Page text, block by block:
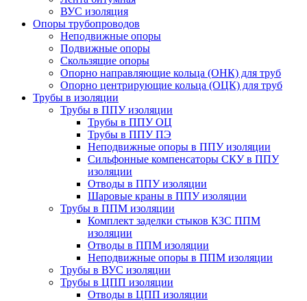
ВУС изоляция
Опоры трубопроводов
Неподвижные опоры
Подвижные опоры
Скользящие опоры
Опорно направляющие кольца (ОНК) для труб
Опорно центрирующие кольца (ОЦК) для труб
Трубы в изоляции
Трубы в ППУ изоляции
Трубы в ППУ ОЦ
Трубы в ППУ ПЭ
Неподвижные опоры в ППУ изоляции
Сильфонные компенсаторы СКУ в ППУ
изоляции
Отводы в ППУ изоляции
Шаровые краны в ППУ изоляции
Трубы в ППМ изоляции
Комплект заделки стыков КЗС ППМ
изоляции
Отводы в ППМ изоляции
Неподвижные опоры в ППМ изоляции
Трубы в ВУС изоляции
Трубы в ЦПП изоляции
Отводы в ЦПП изоляции